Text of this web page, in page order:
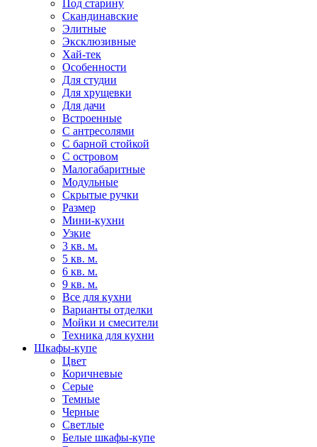
Под старину
Скандинавские
Элитные
Эксклюзивные
Хай-тек
Особенности
Для студии
Для хрущевки
Для дачи
Встроенные
С антресолями
С барной стойкой
С островом
Малогабаритные
Модульные
Скрытые ручки
Размер
Мини-кухни
Узкие
3 кв. м.
5 кв. м.
6 кв. м.
9 кв. м.
Все для кухни
Варианты отделки
Мойки и смесители
Техника для кухни
Шкафы-купе
Цвет
Коричневые
Серые
Темные
Черные
Светлые
Белые шкафы-купе